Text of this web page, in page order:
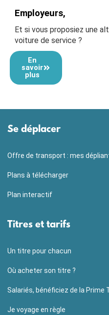
Employeurs,
Et si vous proposiez une
voiture de service ?
En
savoir
plus
Se déplacer
Offre de transport : mes
Plans à télécharger
Plan interactif
Titres et tarifs
Un titre pour chacun
Où acheter son titre ?
Salariés, bénéficiez de la Prime
Je voyage en règle